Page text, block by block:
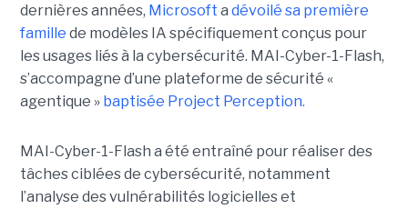
dernières années, Microsoft a dévoilé sa première
famille de modèles IA spécifiquement conçus pour
les usages liés à la cybersécurité. MAI-Cyber-1-Flash,
s’accompagne d’une plateforme de sécurité «
agentique » baptisée Project Perception.
MAI-Cyber-1-Flash a été entraîné pour réaliser des
tâches ciblées de cybersécurité, notamment
l’analyse des vulnérabilités logicielles et